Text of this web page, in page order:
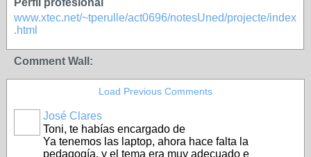
Perfil profesional
www.xtec.net/~tperulle/act0696/notesUned/projecte/index
.html
Comment Wall:
Load Previous Comments
José Clares
Toni, te habías encargado de
Ya tenemos las laptop, ahora hace falta la
pedagogía, y el tema era muy adecuado e